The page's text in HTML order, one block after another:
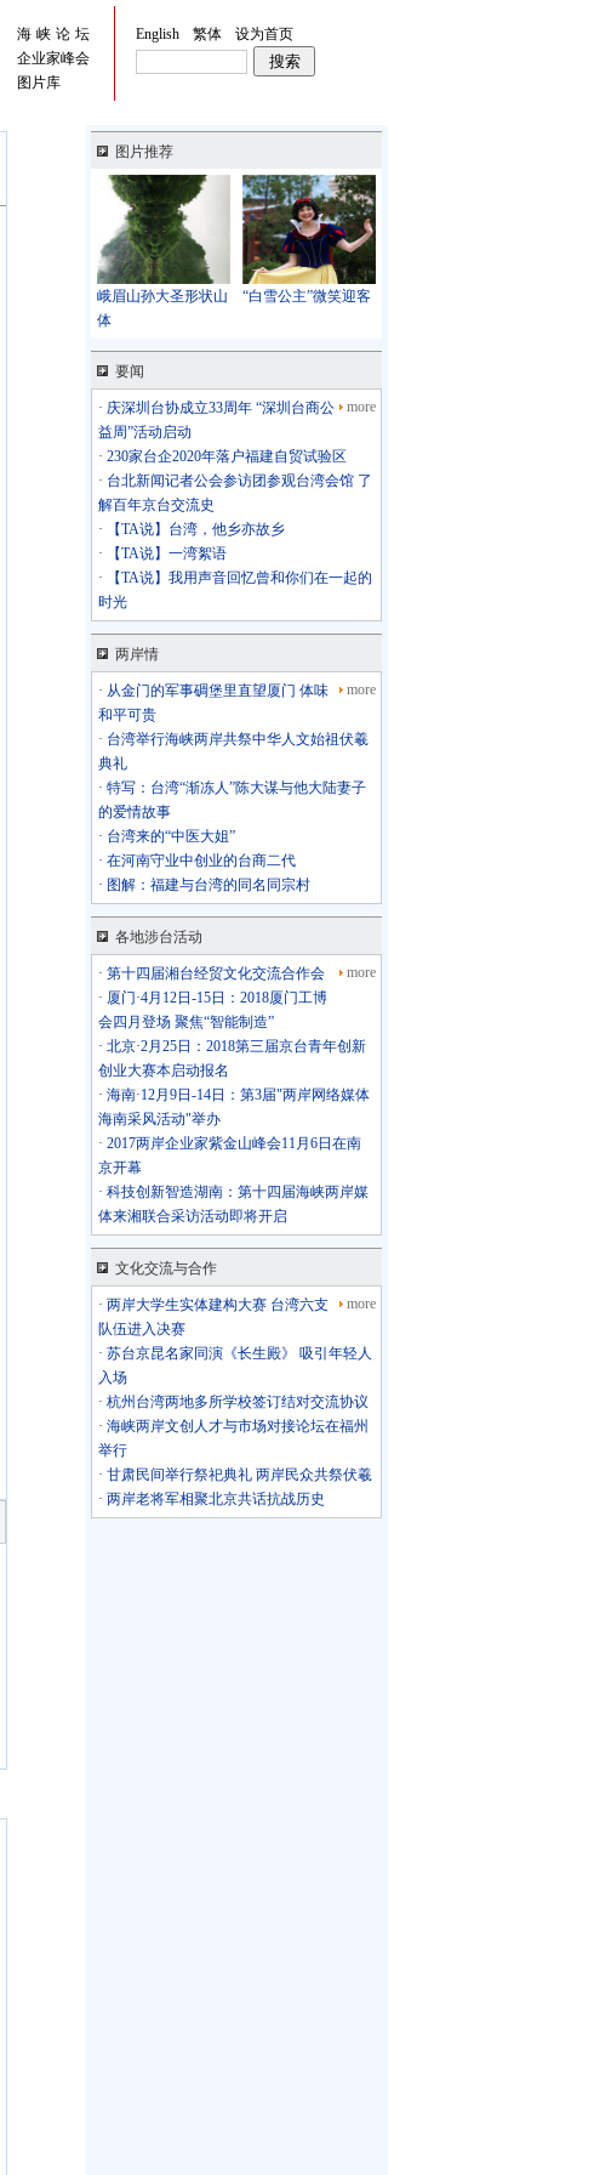
海峡论坛
企业家峰会
图片库
English 繁体 设为首页
图片推荐
峨眉山孙大圣形状山
体
“白雪公主”微笑迎客
要闻
more
· 庆深圳台协成立33周年 “深圳台商公
益周”活动启动
· 230家台企2020年落户福建自贸试验区
· 台北新闻记者公会参访团参观台湾会馆 了
解百年京台交流史
· 【TA说】台湾，他乡亦故乡
· 【TA说】一湾絮语
· 【TA说】我用声音回忆曾和你们在一起的
时光
两岸情
more
· 从金门的军事碉堡里直望厦门 体味
和平可贵
· 台湾举行海峡两岸共祭中华人文始祖伏羲
典礼
· 特写：台湾“渐冻人”陈大谋与他大陆妻子
的爱情故事
· 台湾来的“中医大姐”
· 在河南守业中创业的台商二代
· 图解：福建与台湾的同名同宗村
各地涉台活动
more
· 第十四届湘台经贸文化交流合作会
· 厦门·4月12日-15日：2018厦门工博
会四月登场 聚焦“智能制造”
· 北京·2月25日：2018第三届京台青年创新
创业大赛本启动报名
· 海南·12月9日-14日：第3届"两岸网络媒体
海南采风活动"举办
· 2017两岸企业家紫金山峰会11月6日在南
京开幕
· 科技创新智造湖南：第十四届海峡两岸媒
体来湘联合采访活动即将开启
文化交流与合作
more
· 两岸大学生实体建构大赛 台湾六支
队伍进入决赛
· 苏台京昆名家同演《长生殿》 吸引年轻人
入场
· 杭州台湾两地多所学校签订结对交流协议
· 海峡两岸文创人才与市场对接论坛在福州
举行
· 甘肃民间举行祭祀典礼 两岸民众共祭伏羲
· 两岸老将军相聚北京共话抗战历史